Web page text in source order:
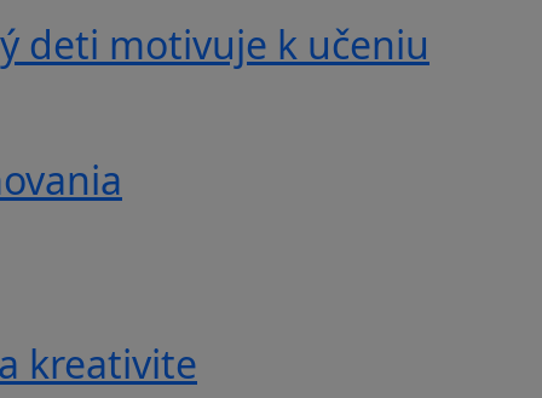
deti motivuje k učeniu
kreativite